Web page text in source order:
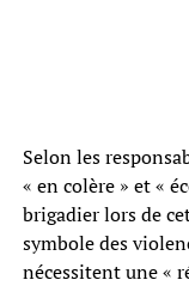
Selon les
« en colère » et «
brigadier lors de
symbole des
nécessitent une «